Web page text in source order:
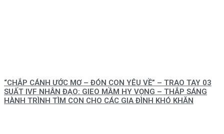
“CHẮP CÁNH ƯỚC MƠ – ĐÓN CON YÊU VỀ” – TRAO TAY 03
SUẤT IVF NHÂN ĐẠO: GIEO MẦM HY VỌNG – THẮP SÁNG
HÀNH TRÌNH TÌM CON CHO CÁC GIA ĐÌNH KHÓ KHĂN